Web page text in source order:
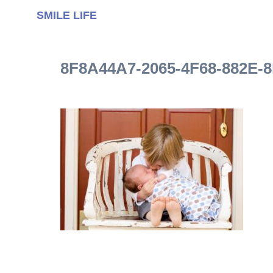
SMILE LIFE
8F8A44A7-2065-4F68-882E-